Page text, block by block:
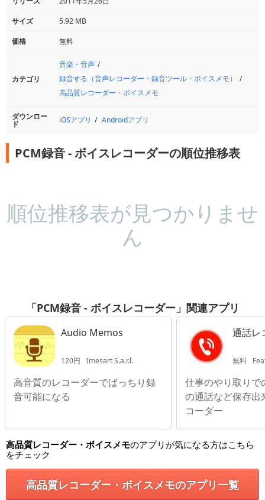
サイズ
5.92 MB
価格
無料
カテゴリ
音楽・音声
録音する（音声レコーダー・録音ツール・ボイスメモ）
高品質レコーダー・ボイスメモ
ダウンロー
ド iOSアプリ Androidアプリ
PCM録音 - ボイスレコーダーの順位推移表
順位推移表が見つかりませ
ん
「PCM録音 - ボイスレコーダー」関連アプリ
Audio Memos
120円 Imesart S.a.r.l.
高音質のレコーダーでばっちり録
音可能になる
通話レ
無料
仕事のやり取りで
の通話など保存出
コーダー
高品質レコーダー・ボイスメモのアプリが気になる方はこちら
をチェック
高品質レコーダー・ボイスメモのアプリ一覧